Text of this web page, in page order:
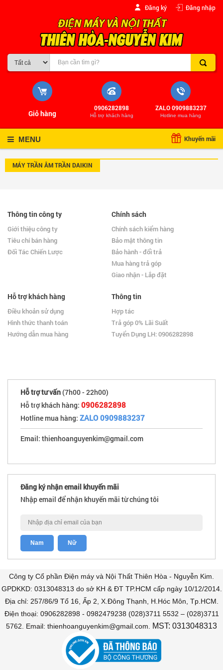
Đăng ký Đăng nhập
ZALO 0909883237
Hotline mua hàng
0906282898
Hỗ trợ khách hàng
Giỏ hàng
Khuyến mãi
MENU
MÁY TRẦN ÂM TRẦN DAIKIN
Thông tin công ty
Giới thiệu công ty
Tiêu chí bán hàng
Đối Tác Chiến Lược
Chính sách
Chính sách kiểm hàng
Bảo mật thông tin
Bảo hành - đổi trả
Mua hàng trả góp
Giao nhận - Lắp đặt
Hỗ trợ khách hàng
Điều khoản sử dụng
Hình thức thanh toán
Hướng dẫn mua hàng
Thông tin
Hợp tác
Trả góp 0% Lãi Suất
Tuyển Dụng LH: 0906282898
Hỗ trợ tư vấn (7h00 - 22h00)
Hỗ trợ khách hàng: 0906282898
Hotline mua hàng: ZALO 0909883237
Email: thienhoanguyenkim@gmail.com
Đăng ký nhận email khuyến mãi
Nhập email để nhận khuyến mãi từ chúng tôi
Công ty Cổ phần Điện máy và Nội Thất Thiên Hòa - Nguyễn Kim.
GPDKKD: 0313048313 do sở KH & ĐT TP.HCM cấp ngày 10/12/2014.
Địa chỉ: 257/86/9 Tổ 16, Ấp 2, X.Đông Thạnh, H.Hóc Môn, Tp.HCM.
Điện thoại: 0906282898 - 0982479238 (028)3711 5532 – (028)3711
5762. Email: thienhoanguyenkim@gmail.com.
MST: 0313048313